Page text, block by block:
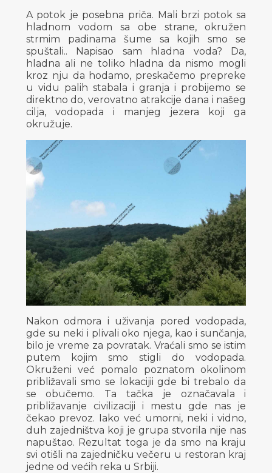
A potok je posebna priča. Mali brzi potok sa
hladnom vodom sa obe strane, okružen
strmim padinama šume sa kojih smo se
spuštali.. Napisao sam hladna voda? Da,
hladna ali ne toliko hladna da nismo mogli
kroz nju da hodamo, preskačemo prepreke
u vidu palih stabala i granja i probijemo se
direktno do, verovatno atrakcije dana i našeg
cilja, vodopada i manjeg jezera koji ga
okružuje.
Nakon odmora i uživanja pored vodopada,
gde su neki i plivali oko njega, kao i sunčanja,
bilo je vreme za povratak. Vraćali smo se istim
putem kojim smo stigli do vodopada.
Okruženi već pomalo poznatom okolinom
približavali smo se lokacijii gde bi trebalo da
se obučemo. Ta tačka je označavala i
približavanje civilizaciji i mestu gde nas je
čekao prevoz. Iako već umorni, neki i vidno,
duh zajedništva koji je grupa stvorila nije nas
napuštao. Rezultat toga je da smo na kraju
svi otišli na zajedničku večeru u restoran kraj
jedne od većih reka u Srbiji.